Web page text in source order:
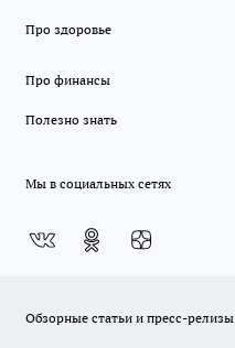
Про здоровье
Про финансы
Полезно знать
Мы в социальных сетях
Обзорные статьи и пресс-релизы